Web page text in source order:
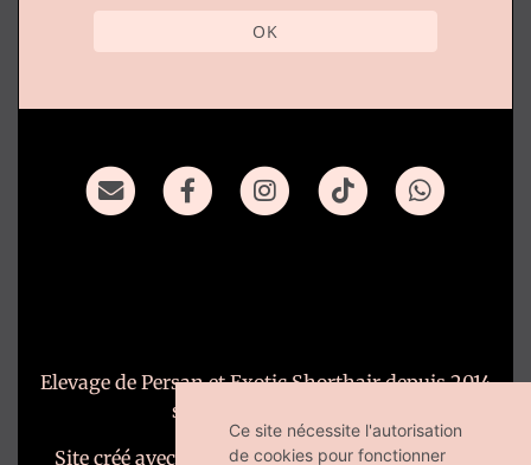
OK
Elevage de Persan et Exotic Shorthair depuis 2014
situé en Deux-Sèvres
Site créé avec
WeBreed- Copyright© For Good
Ce site nécessite l'autorisation
de cookies pour fonctionner